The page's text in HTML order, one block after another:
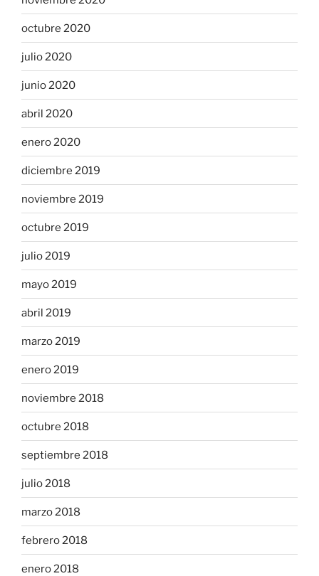
octubre 2020
julio 2020
junio 2020
abril 2020
enero 2020
diciembre 2019
noviembre 2019
octubre 2019
julio 2019
mayo 2019
abril 2019
marzo 2019
enero 2019
noviembre 2018
octubre 2018
septiembre 2018
julio 2018
marzo 2018
febrero 2018
enero 2018